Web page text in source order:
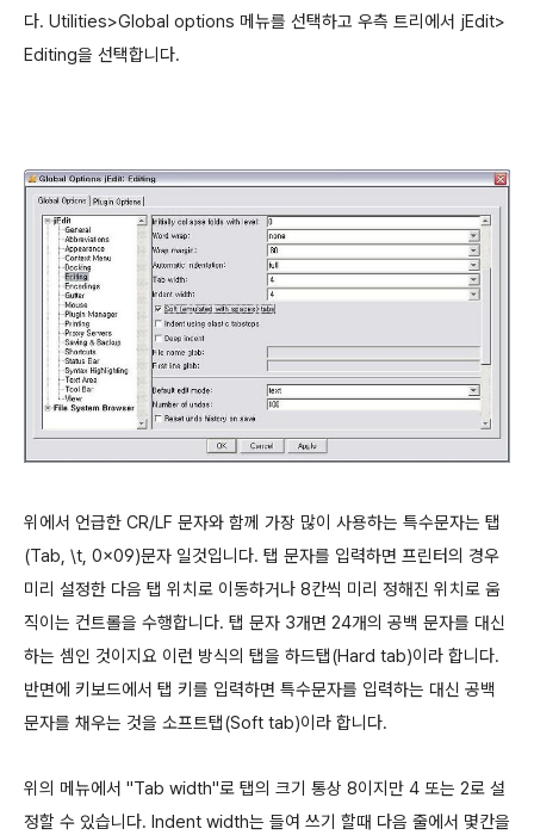
다. Utilities>Global options 메뉴를 선택하고 우측 트리에서 jEdit>
Editing을 선택합니다.
위에서 언급한 CR/LF 문자와 함께 가장 많이 사용하는 특수문자는 탭
(Tab, \t, 0x09)문자 일것입니다. 탭 문자를 입력하면 프린터의 경우
미리 설정한 다음 탭 위치로 이동하거나 8칸씩 미리 정해진 위치로 움
직이는 컨트롤을 수행합니다. 탭 문자 3개면 24개의 공백 문자를 대신
하는 셈인 것이지요 이런 방식의 탭을 하드탭(Hard tab)이라 합니다.
반면에 키보드에서 탭 키를 입력하면 특수문자를 입력하는 대신 공백
문자를 채우는 것을 소프트탭(Soft tab)이라 합니다.
위의 메뉴에서 "Tab width"로 탭의 크기 통상 8이지만 4 또는 2로 설
정할 수 있습니다. Indent width는 들여 쓰기 할때 다음 줄에서 몇칸을